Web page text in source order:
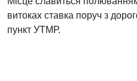
витоках ставка поруч з
пункт УТМР.